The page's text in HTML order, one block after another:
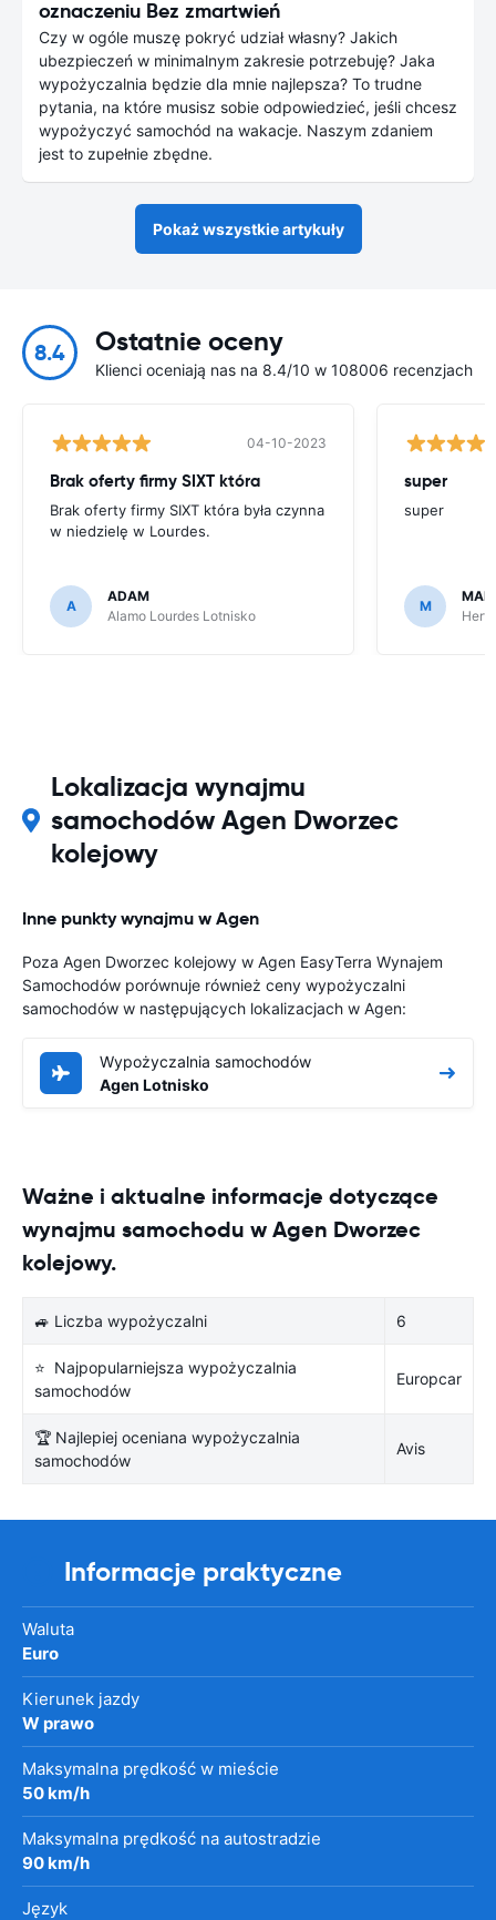
oznaczeniu Bez zmartwień
Czy w ogóle muszę pokryć udział własny? Jakich
ubezpieczeń w minimalnym zakresie potrzebuję? Jaka
wypożyczalnia będzie dla mnie najlepsza? To trudne
pytania, na które musisz sobie odpowiedzieć, jeśli chcesz
wypożyczyć samochód na wakacje. Naszym zdaniem
jest to zupełnie zbędne.
Pokaż wszystkie artykuły
8.4 Ostatnie oceny
Klienci oceniają nas na 8.4/10 w 108006 recenzjach
04-10-2023
Brak oferty firmy SIXT która
Brak oferty firmy SIXT która była czynna
w niedzielę w Lourdes.
A
ADAM
Alamo Lourdes Lotnisko
super
super
M
Lokalizacja wynajmu
samochodów Agen Dworzec
kolejowy
Inne punkty wynajmu w Agen
Poza Agen Dworzec kolejowy w Agen EasyTerra Wynajem
Samochodów porównuje również ceny wypożyczalni
samochodów w następujących lokalizacjach w Agen:
Wypożyczalnia samochodów
Agen Lotnisko
Ważne i aktualne informacje dotyczące
wynajmu samochodu w Agen Dworzec
kolejowy.
🚙 Liczba wypożyczalni 6
⭐ Najpopularniejsza wypożyczalnia
samochodów
Europcar
🏆 Najlepiej oceniana wypożyczalnia
samochodów
Avis
Informacje praktyczne
Waluta
Euro
Kierunek jazdy
W prawo
Maksymalna prędkość w mieście
50 km/h
Maksymalna prędkość na autostradzie
90 km/h
Język